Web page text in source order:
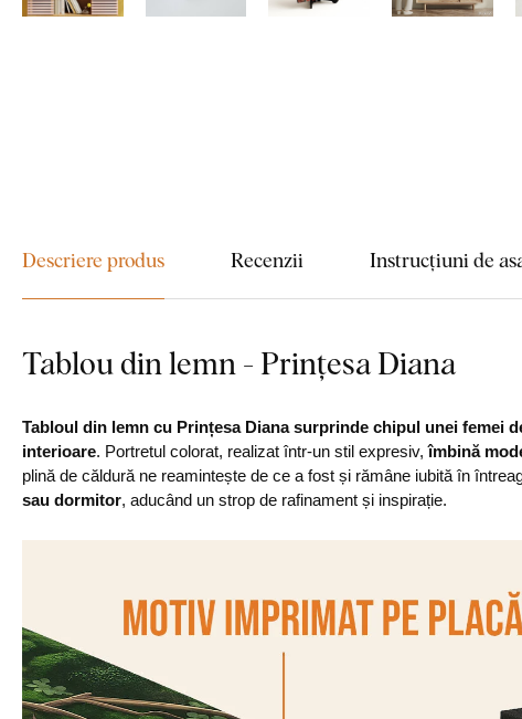
Descriere produs Recenzii Instrucțiuni de
Tablou din lemn - Prințesa Diana
Tabloul din lemn cu Prințesa Diana surprinde chipul unei femei
interioare. Portretul colorat, realizat într-un stil expresiv,îmbină
plină de căldură ne reamintește de ce a fost și rămâne iubită în
sau dormitor, aducând un strop de rafinament și inspirație.